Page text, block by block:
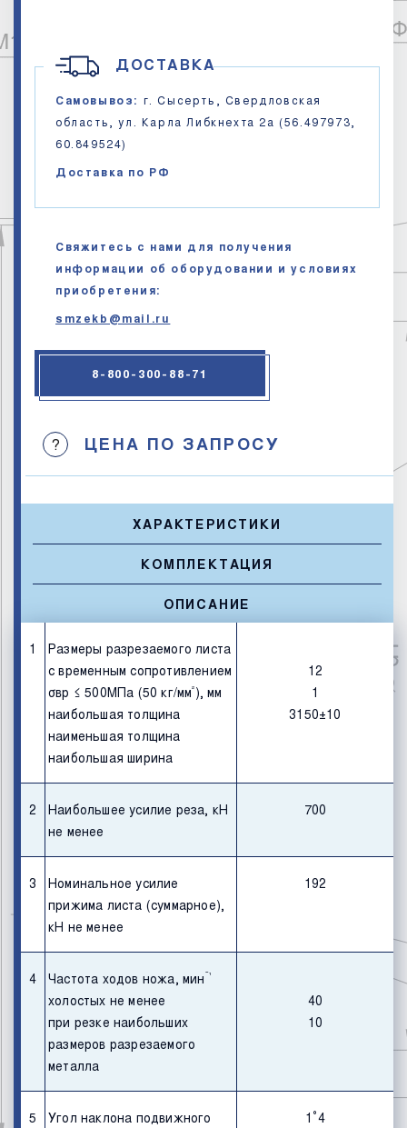
ДОСТАВКА
Самовывоз: г. Сысерть, Свердловская
область, ул. Карла Либкнехта 2а (56.497973,
60.849524)
Доставка по РФ
Свяжитесь с нами для получения
информации об оборудовании и условиях
приобретения:
smzekb@mail.ru
8-800-300-88-71
? ЦЕНА ПО ЗАПРОСУ
ХАРАКТЕРИСТИКИ
КОМПЛЕКТАЦИЯ
ОПИСАНИЕ
1
Размеры разрезаемого листа
с временным сопротивлением
σвр ≤ 500МПа (50 кг/мм²), мм
наибольшая толщина
наименьшая толщина
наибольшая ширина
12
1
3150±10
2
Наибольшее усилие реза, кН
не менее
700
3
Номинальное усилие
прижима листа (суммарное),
кН не менее
192
4 Частота ходов ножа, минˉ¹
холостых не менее
при резке наибольших
размеров разрезаемого
металла
40
10
5 Угол наклона подвижного 1 °4